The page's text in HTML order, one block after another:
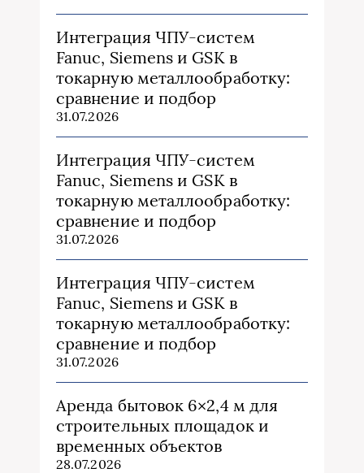
Интеграция ЧПУ-систем
Fanuc, Siemens и GSK в
токарную металлообработку:
сравнение и подбор
31.07.2026
Интеграция ЧПУ-систем
Fanuc, Siemens и GSK в
токарную металлообработку:
сравнение и подбор
31.07.2026
Интеграция ЧПУ-систем
Fanuc, Siemens и GSK в
токарную металлообработку:
сравнение и подбор
31.07.2026
Аренда бытовок 6×2,4 м для
строительных площадок и
временных объектов
28.07.2026